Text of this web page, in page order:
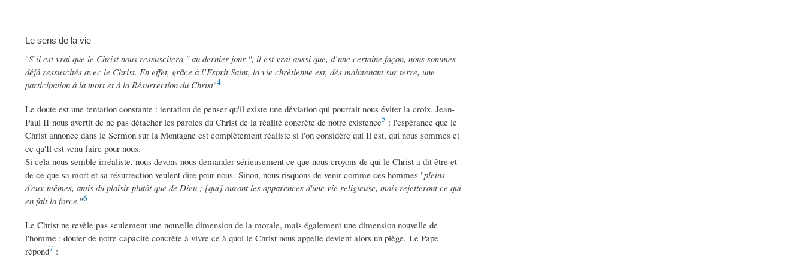
Le sens de la vie
"S’il est vrai que le Christ nous ressuscitera " au dernier jour ", il est vrai aussi que, d’une certaine façon, nous sommes
déjà ressuscités avec le Christ. En effet, grâce à l’Esprit Saint, la vie chrétienne est, dès maintenant sur terre, une
participation à la mort et à la Résurrection du Christ"4
Le doute est une tentation constante : tentation de penser qu'il existe une déviation qui pourrait nous éviter la croix. Jean-
Paul II nous avertit de ne pas détacher les paroles du Christ de la réalité concrète de notre existence5 : l'espérance que le
Christ annonce dans le Sermon sur la Montagne est complètement réaliste si l'on considère qui Il est, qui nous sommes et
ce qu'Il est venu faire pour nous.
Si cela nous semble irréaliste, nous devons nous demander sérieusement ce que nous croyons de qui le Christ a dit être et
de ce que sa mort et sa résurrection veulent dire pour nous. Sinon, nous risquons de venir comme ces hommes "pleins
d'eux-mêmes, amis du plaisir plutôt que de Dieu ; [qui] auront les apparences d'une vie religieuse, mais rejetteront ce qui
en fait la force."6
Le Christ ne revèle pas seulement une nouvelle dimension de la morale, mais également une dimension nouvelle de
l'homme : douter de notre capacité concrète à vivre ce à quoi le Christ nous appelle devient alors un piège. Le Pape
répond7 :